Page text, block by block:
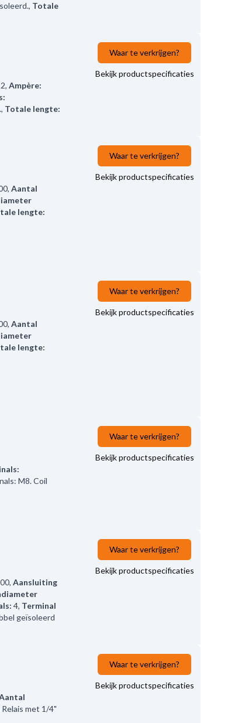
, Totale
, Ampère:
, Totale lengte:
Waar te verkrijgen?
Bekijk productspecificaties
, Aantal
lengte:
Waar te verkrijgen?
Bekijk productspecificaties
, Aantal
lengte:
Waar te verkrijgen?
Bekijk productspecificaties
M8. Coil
Waar te verkrijgen?
Bekijk productspecificaties
, Aansluiting
4, Terminal
geïsoleerd
Waar te verkrijgen?
Bekijk productspecificaties
Relais met 1/4"
Waar te verkrijgen?
Bekijk productspecificaties